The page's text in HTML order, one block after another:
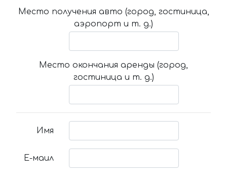
Место получения авто (город, гостиница,
аэропорт и т. д.)
Место окончания аренды (город,
гостиница и т. д.)
Имя
Е-маил